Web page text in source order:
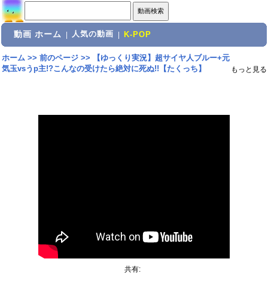
動画 ホーム 人気の動画 K-POP
ホーム>> 前のページ>>
【ゆっくり実況】超サイヤ人ブルー+元
気玉vsうp主!?こんなの受けたら絶対に死ぬ!!【たくっち】
もっと見る
共有: